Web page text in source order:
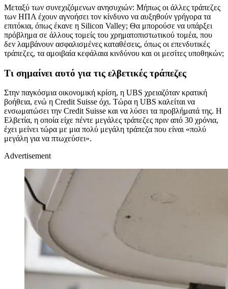
Μεταξύ των συνεχιζόμενων ανησυχιών: Μήπως οι άλλες τράπεζες
των ΗΠΑ έχουν αγνοήσει τον κίνδυνο να αυξηθούν γρήγορα τα
επιτόκια, όπως έκανε η Silicon Valley; Θα μπορούσε να υπάρξει
πρόβλημα σε άλλους τομείς του χρηματοπιστωτικού τομέα, που
δεν λαμβάνουν ασφαλισμένες καταθέσεις, όπως οι επενδυτικές
τράπεζες, τα αμοιβαία κεφάλαια κινδύνου και οι μεσίτες υποθηκών;
Τι σημαίνει αυτό για τις ελβετικές τράπεζες
Στην παγκόσμια οικονομική κρίση, η UBS χρειαζόταν κρατική
βοήθεια, ενώ η Credit Suisse όχι. Τώρα η UBS καλείται να
ενσωματώσει την Credit Suisse και να λύσει τα προβλήματά της. Η
Ελβετία, η οποία είχε πέντε μεγάλες τράπεζες πριν από 30 χρόνια,
έχει μείνει τώρα με μια πολύ μεγάλη τράπεζα που είναι «πολύ
μεγάλη για να πτωχεύσει».
Advertisement